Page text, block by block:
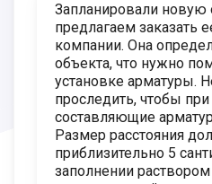
Запланировали новую
предлагаем заказать
компании. Она
объекта, что нужно
установке арматуры.
проследить, чтобы при
составляющие
Размер расстояния
приблизительно 5
заполнении